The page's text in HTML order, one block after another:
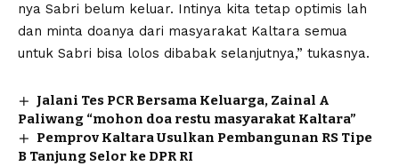
nya Sabri belum keluar. Intinya kita tetap optimis lah
dan minta doanya dari masyarakat Kaltara semua
untuk Sabri bisa lolos dibabak selanjutnya,” tukasnya.
Jalani Tes PCR Bersama Keluarga, Zainal A
Paliwang “mohon doa restu masyarakat Kaltara”
Pemprov Kaltara Usulkan Pembangunan RS Tipe
B Tanjung Selor ke DPR RI